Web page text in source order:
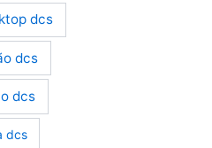
dcs
dcs
dcs
dcs